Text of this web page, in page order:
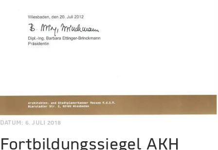
DATUM: 6. JULI 2018
Fortbildungssiegel AKH